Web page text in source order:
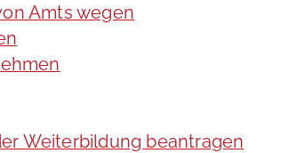
Amts wegen
Weiterbildung beantragen